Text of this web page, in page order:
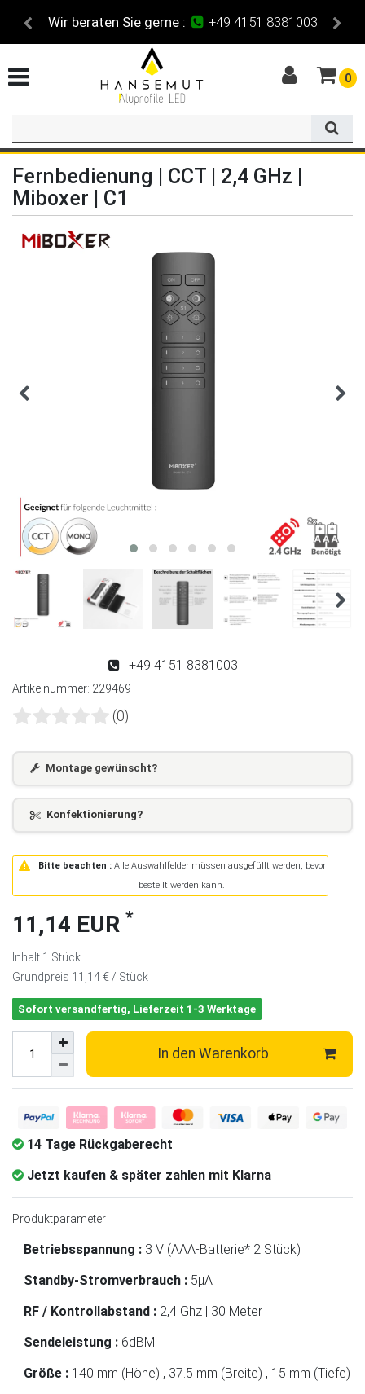
4151 8381003 Maßzuschnitt für
0
Fernbedienung | CCT | 2,4 GHz |
Miboxer | C1
+49 4151 8381003
Artikelnummer: 229469
(0)
Montage gewünscht?
Konfektionierung?
Bitte beachten :Alle Auswahlfelder müssen ausgefüllt werden, bevor
bestellt werden kann.
11,14 EUR *
Inhalt 1 Stück
Grundpreis 11,14 € / Stück
Sofort versandfertig, Lieferzeit 1-3 Werktage
In den Warenkorb
14 Tage Rückgaberecht
Jetzt kaufen & später zahlen mit Klarna
Produktparameter
Betriebsspannung : 3 V (AAA-Batterie* 2 Stück)
Standby-Stromverbrauch : 5μA
RF / Kontrollabstand : 2,4 Ghz | 30 Meter
Sendeleistung : 6dBM
Größe : 140 mm (Höhe) , 37.5 mm (Breite) , 15 mm (Tiefe)